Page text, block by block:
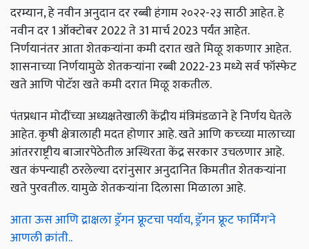
दरम्यान, हे नवीन अनुदान दर रब्बी हंगाम २०२२-२३ साठी आहेत. हे
नवीन दर 1 ऑक्टोबर 2022 ते 31 मार्च 2023 पर्यंत आहेत.
निर्णयानंतर आता शेतकऱ्यांना कमी दरात खते मिळू शकणार आहेत.
शासनाच्या निर्णयामुळे शेतकऱ्यांना रब्बी 2022-23 मध्ये सर्व फॉस्फेट
खते आणि पोटॅश खते कमी दरात मिळू शकतील.
पंतप्रधान मोदींच्या अध्यक्षतेखाली केंद्रीय मंत्रिमंडळाने हे निर्णय घेतले
आहेत. कृषी क्षेत्रालाही मदत होणार आहे. खते आणि कच्च्या मालाच्या
आंतरराष्ट्रीय बाजारपेठेतील अस्थिरता केंद्र सरकार उचलणार आहे.
खत कंपन्याही ठरलेल्या दरांनुसार अनुदानित किमतीत शेतकऱ्यांना
खते पुरवतील. यामुळे शेतकऱ्यांना दिलासा मिळाला आहे.
आता ऊस आणि द्राक्षला ड्रॅगन फ्रूटचा पर्याय, ड्रॅगन फ्रूट फार्मिंग'ने
आणली क्रांती..